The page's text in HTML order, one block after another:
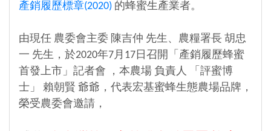
產銷履歷標章(2020) 的蜂蜜生產業者。
由現任 農委會主委 陳吉仲 先生、農糧署長 胡忠
一 先生，於2020年7月17日召開「產銷履歷蜂蜜
首發上市」記者會 ，本農場 負責人 「評蜜博
士」 賴朝賢 爺爺，代表宏基蜜蜂生態農場品牌，
榮受農委會邀請，